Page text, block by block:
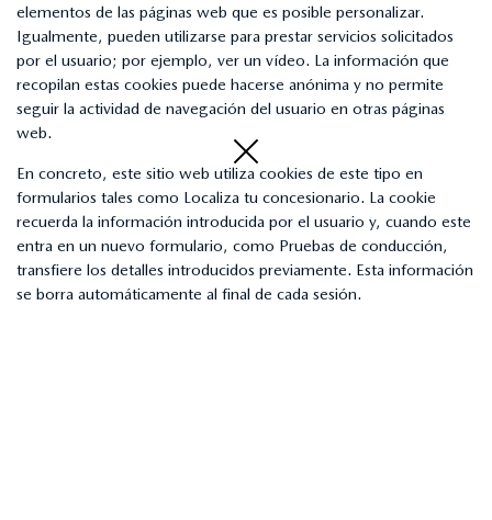
elementos de las páginas web que es posible personalizar.
Igualmente, pueden utilizarse para prestar servicios solicitados
por el usuario; por ejemplo, ver un vídeo. La información que
recopilan estas cookies puede hacerse anónima y no permite
seguir la actividad de navegación del usuario en otras páginas
web.
En concreto, este sitio web utiliza cookies de este tipo en
formularios tales como Localiza tu concesionario. La cookie
recuerda la información introducida por el usuario y, cuando este
entra en un nuevo formulario, como Pruebas de conducción,
transfiere los detalles introducidos previamente. Esta información
se borra automáticamente al final de cada sesión.